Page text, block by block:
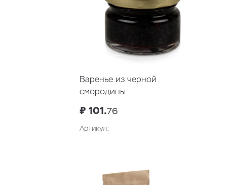
Варенье из черной
смородины
₽ 101.76
Артикул: